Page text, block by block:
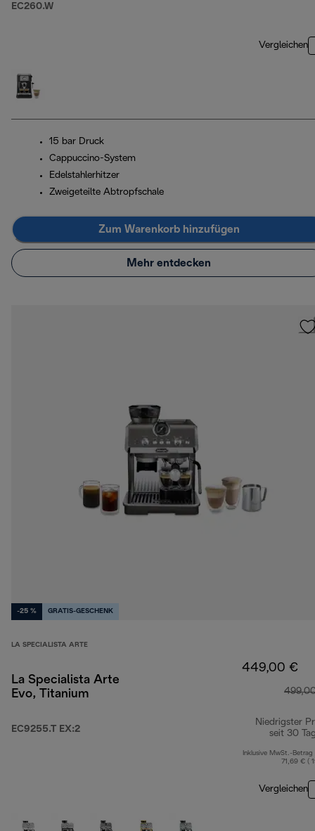
EC260.W
Vergleichen
15 bar Druck
Cappuccino-System
Edelstahlerhitzer
Zweigeteilte Abtropfschale
Zum Warenkorb hinzufügen
Mehr entdecken
-25 % GRATIS-GESCHENK
LA SPECIALISTA ARTE
La Specialista Arte
Evo, Titanium
EC9255.T EX:2
449,00 €
Niedrigster
seit 30
Inklusive MwSt.-Betrag
71,69 € (
Vergleichen